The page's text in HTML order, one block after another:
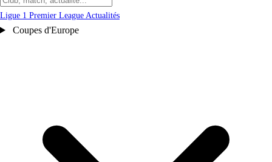
Ligue 1 Premier League Actualités
Coupes d'Europe